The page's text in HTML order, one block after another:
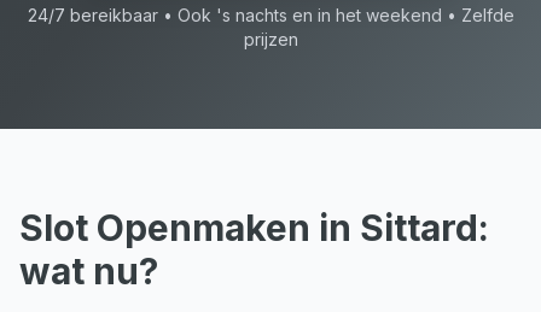
24/7 bereikbaar • Ook 's nachts en in het weekend • Zelfde
prijzen
Slot Openmaken in Sittard:
wat nu?